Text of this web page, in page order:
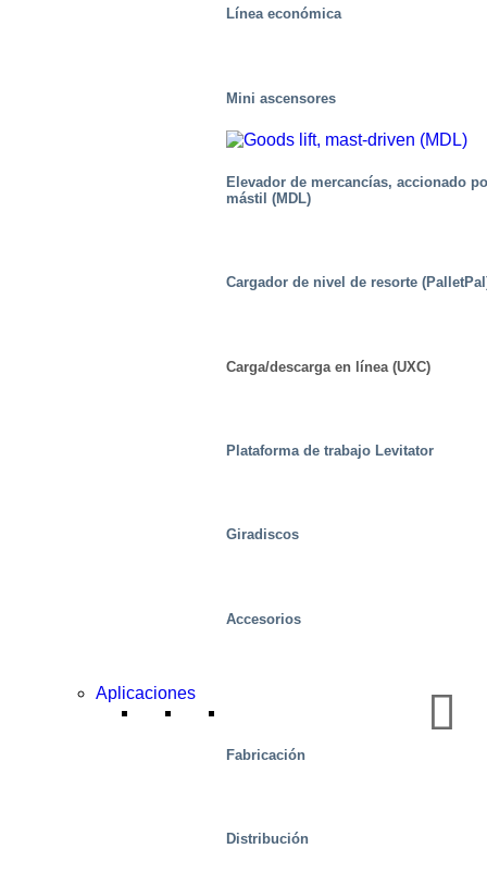
Línea económica
Mini ascensores
Elevador de mercancías, accionado
mástil (MDL)
Cargador de nivel de resorte
Carga/descarga en línea (UXC)
Plataforma de trabajo Levitator
Giradiscos
Accesorios
Aplicaciones
Fabricación
Distribución